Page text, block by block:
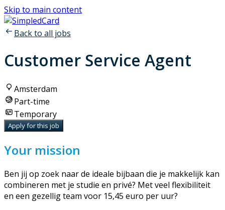
Skip to main content
Back to all jobs
Customer Service Agent
Amsterdam
Part-time
Temporary
Apply for this job
Your mission
Ben jij op zoek naar de ideale bijbaan die je makkelijk kan
combineren met je studie en privé? Met veel flexibiliteit
en een gezellig team voor 15,45 euro per uur?